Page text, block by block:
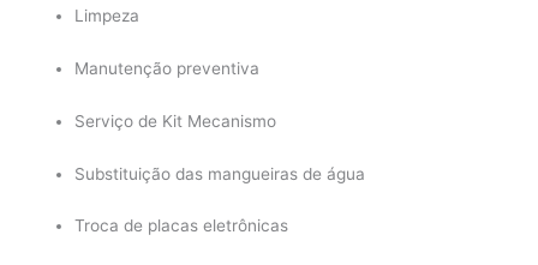
Limpeza
Manutenção preventiva
Serviço de Kit Mecanismo
Substituição das mangueiras de água
Troca de placas eletrônicas